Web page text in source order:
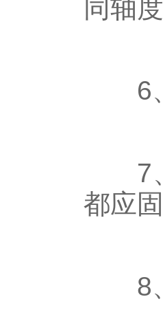
同轴
6、
7、
都应
8、